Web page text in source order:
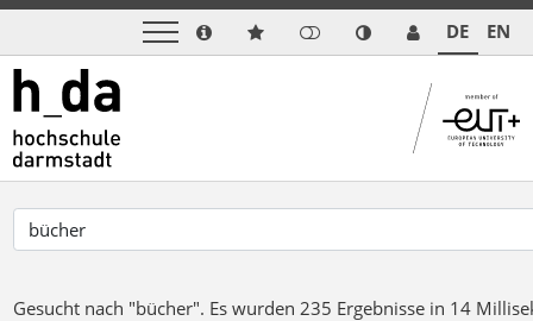
DE EN
Gesucht nach "bücher". Es wurden 235 Ergebnisse in 14